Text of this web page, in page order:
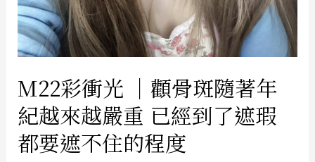
M22彩衝光 ｜顴骨斑隨著年
紀越來越嚴重 已經到了遮瑕
都要遮不住的程度